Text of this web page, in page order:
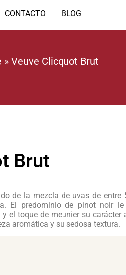
CONTACTO BLOG
» Veuve Clicquot Brut
Brut
de la mezcla de uvas de
El predominio de pinot noir
el toque de meunier su
aromática y su sedosa textura.